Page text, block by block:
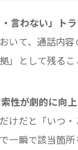
言わない」ト
いて、通話内
」として残る
性が劇的に向上
けだと「いつ
一瞬で該当箇